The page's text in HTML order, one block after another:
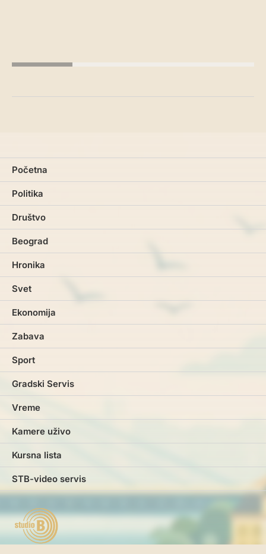
Početna
Politika
Društvo
Beograd
Hronika
Svet
Ekonomija
Zabava
Sport
Gradski Servis
Vreme
Kamere uživo
Kursna lista
STB-video servis